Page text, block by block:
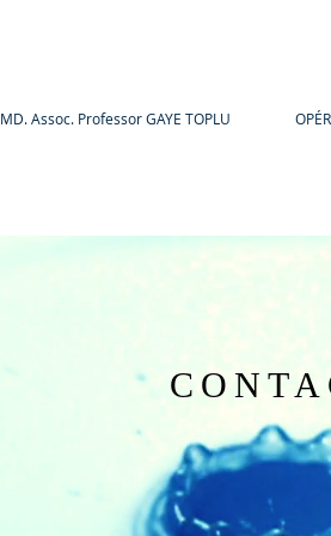
MD. Assoc. Professor GAYE TOPLU